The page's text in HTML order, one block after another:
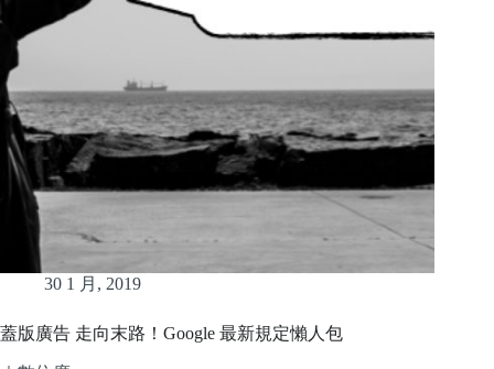
30 1 月, 2019
蓋版廣告 走向末路！Google 最新規定懶人包